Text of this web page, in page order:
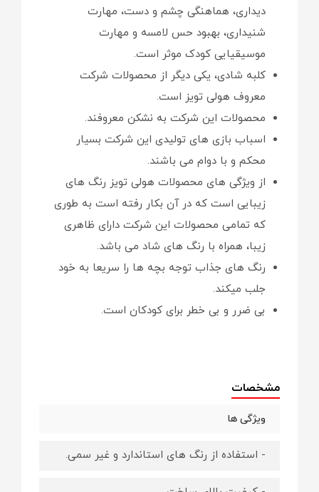
دیداری، هماهنگی چشم و دست، مهارت
شنیداری، بهبود حس لامسه و مهارت
موسیقیایی کودک موثر است.
کلبه شادی، یکی دیگر از محصولات شرکت
معروف هولی تویز است.
محصولات این شرکت به نشکن معروفند.
اسباب بازی های تولیدی این شرکت بسیار
محکم و با دوام می باشند.
از ویژگی های محصولات هولی تویز رنگ های
زیبایی است که در آن بکار رفته است به طوری
که تمامی محصولات این شرکت دارای ظاهری
زیبا، همراه با رنگ های شاد می باشد.
رنگ های جذاب توجه بچه ها را سریعا به خود
جلب میکند.
بی ضرر و بی خطر برای کودکان است.
مشخصات
ویژگی ها
- استفاده از رنگ های استاندارد و غیر سمی.